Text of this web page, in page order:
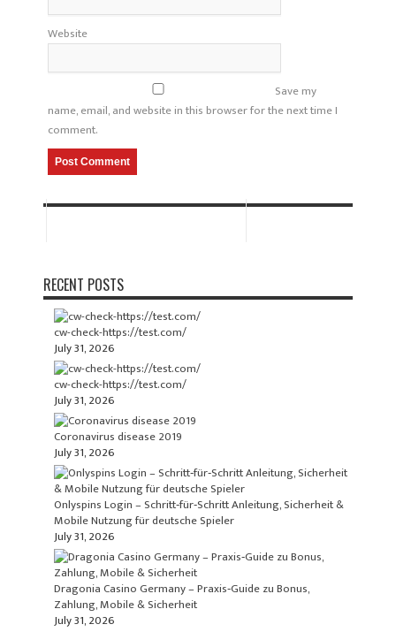
Website
Save my
name, email, and website in this browser for the next time I
comment.
RECENT POSTS
cw-check-https://test.com/
July 31, 2026
cw-check-https://test.com/
July 31, 2026
Coronavirus disease 2019
July 31, 2026
Onlyspins Login – Schritt‑für‑Schritt Anleitung, Sicherheit &
Mobile Nutzung für deutsche Spieler
July 31, 2026
Dragonia Casino Germany – Praxis‑Guide zu Bonus,
Zahlung, Mobile & Sicherheit
July 31, 2026